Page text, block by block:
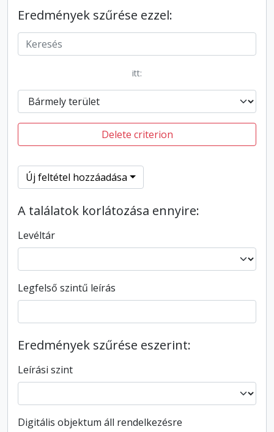
Eredmények szűrése ezzel:
itt:
Delete criterion
Új feltétel hozzáadása
A találatok korlátozása ennyire:
Levéltár
Legfelső szintű leírás
Eredmények szűrése eszerint:
Leírási szint
Digitális objektum áll rendelkezésre